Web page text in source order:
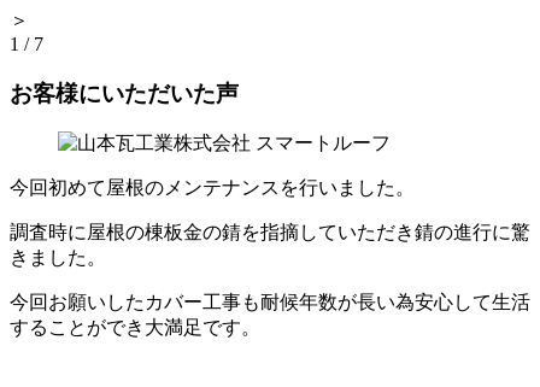
＞
1 / 7
お客様にいただいた声
今回初めて屋根のメンテナンスを行いました。
調査時に屋根の棟板金の錆を指摘していただき錆の進行に驚
きました。
今回お願いしたカバー工事も耐候年数が長い為安心して生活
することができ大満足です。